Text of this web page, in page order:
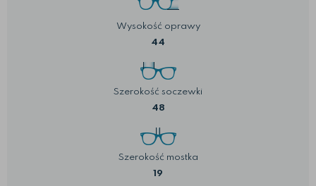
Wysokość oprawy
44
Szerokość soczewki
48
Szerokość mostka
19